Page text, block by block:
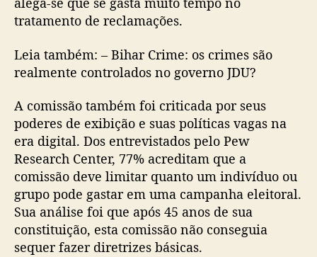
tratamento de reclamações.
Leia também: – Bihar Crime: os crimes são
realmente controlados no governo JDU?
A comissão também foi criticada por seus
poderes de exibição e suas políticas vagas na
era digital. Dos entrevistados pelo Pew
Research Center, 77% acreditam que a
comissão deve limitar quanto um indivíduo ou
grupo pode gastar em uma campanha eleitoral.
Sua análise foi que após 45 anos de sua
constituição, esta comissão não conseguia
sequer fazer diretrizes básicas.